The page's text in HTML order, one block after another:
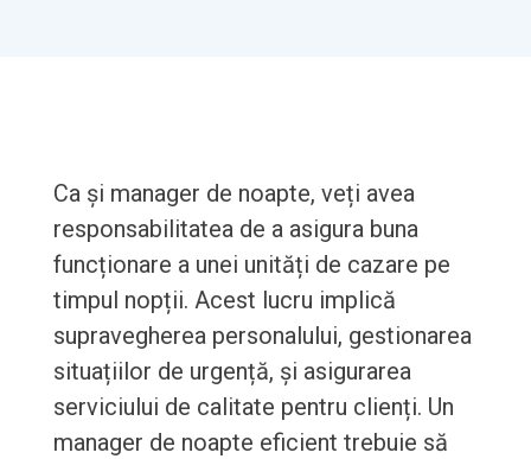
Ca și manager de noapte, veți avea
responsabilitatea de a asigura buna
funcționare a unei unități de cazare pe
timpul nopții. Acest lucru implică
supravegherea personalului, gestionarea
situațiilor de urgență, și asigurarea
serviciului de calitate pentru clienți. Un
manager de noapte eficient trebuie să